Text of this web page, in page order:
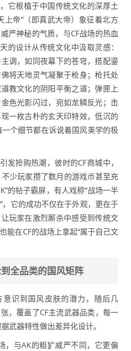
它根植于中国传统文化的深厚土
帝”（即真武大帝）象征着北方
严神秘的气质，与CF战场的热血
的设计从传统文化中汲取灵感：
调，如同夜幕下的苍穹，搭配鎏
将天地灵气凝聚于枪身；枪托处
教文化的阴阳平衡之道；弹匣上
色光影闪过，宛如龙鳞反光；击
一枚古朴的玄天印特效，低沉的
个细节都在诉说着国风美学的极
发抢购热潮，彼时的CF商城中，
少玩家攒了数月的游戏币甚至充
的帖子霸屏，有人戏称“战场一半
，它的成功不仅在于外观，更在于
玩家在激烈厮杀中感受到传统文
在CF的战场上拿起“属于自己文
全品类的国风矩阵
识到国风皮肤的潜力，随后几
，覆盖了CF主流武器品类，每一
武器特性做出差异化设计。
，与AK的粗犷威严不同，它更偏